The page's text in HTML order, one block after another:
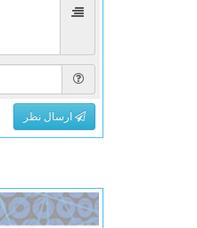
ارسال نظر